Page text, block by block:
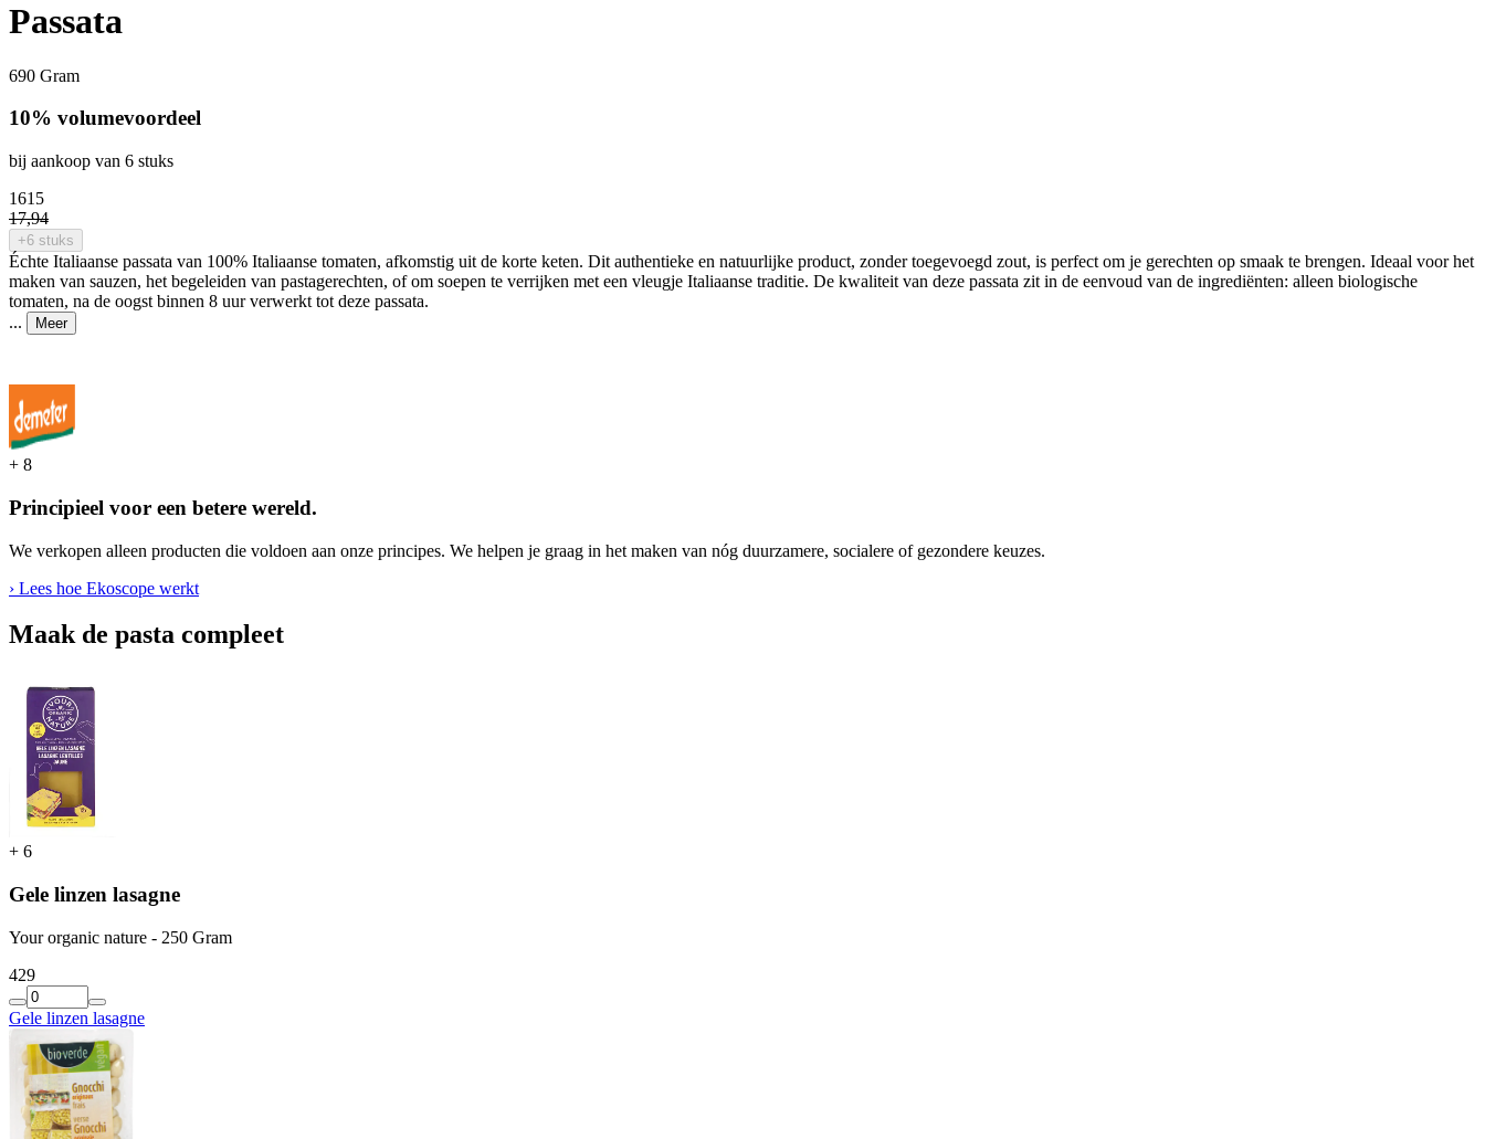
Passata
690 Gram
10% volumevoordeel
bij aankoop van 6 stuks
1615
17,94
+6 stuks
Échte Italiaanse passata van 100% Italiaanse tomaten, afkomstig uit de korte keten. Dit authentieke en natuurlijke product, zonder toegevoegd zout, is perfect om je gerechten op smaak te brengen. Ideaal voor het
maken van sauzen, het begeleiden van pastagerechten, of om soepen te verrijken met een vleugje Italiaanse traditie. De kwaliteit van deze passata zit in de eenvoud van de ingrediënten: alleen biologische
tomaten, na de oogst binnen 8 uur verwerkt tot deze passata.
...
Meer
+ 8
Principieel voor een betere wereld.
We verkopen alleen producten die voldoen aan onze principes. We helpen je graag in het maken van nóg duurzamere, socialere of gezondere keuzes.
› Lees hoe Ekoscope werkt
Maak de pasta compleet
+ 6
Gele linzen lasagne
Your organic nature - 250 Gram
429
Gele linzen lasagne